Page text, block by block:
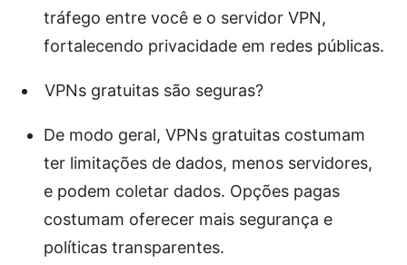
tráfego entre você e o servidor VPN,
fortalecendo privacidade em redes públicas.
VPNs gratuitas são seguras?
De modo geral, VPNs gratuitas costumam
ter limitações de dados, menos servidores,
e podem coletar dados. Opções pagas
costumam oferecer mais segurança e
políticas transparentes.